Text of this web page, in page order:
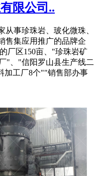
限公司..
事珍珠岩、玻化微珠、
售集应用推广的品牌企
厂区150亩、"珍珠岩矿
"、"信阳罗山县生产线二
加工厂8个""销售部办事